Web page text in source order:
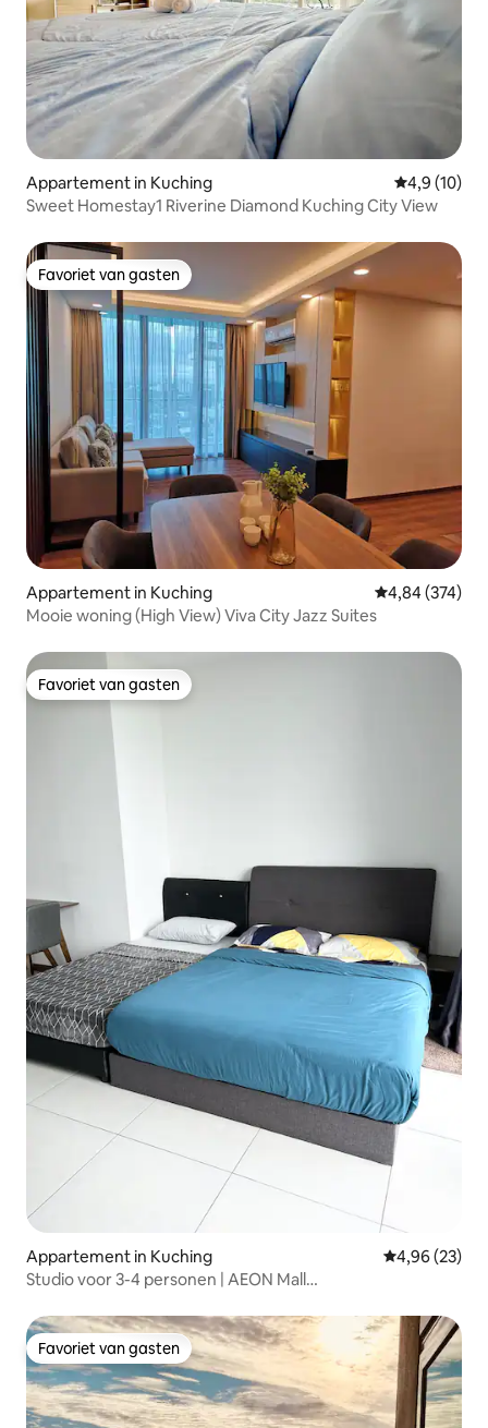
Appartement in Kuching
4,9 (10)
Sweet Homestay1 Riverine Diamond Kuching City View
Favoriet van gasten
Favoriet van gasten
Appartement in Kuching Gemiddelde
4,84 (374)
Mooie woning (High View) Viva City Jazz Suites
Favoriet van gasten
Favoriet van gasten
Appartement in Kuching Gemiddelde
4,96 (23)
Studio voor 3-4 personen | AEON Mall
Favoriet van gasten
Favoriet van gasten